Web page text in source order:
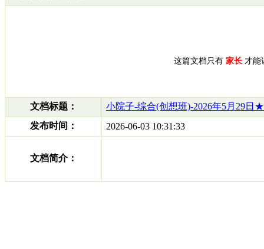
这篇文档只有 家长 才能
文档标题：
小院子-综合(创想班)-2026年5月29
发布时间：
2026-06-03 10:31:33
文档简介：